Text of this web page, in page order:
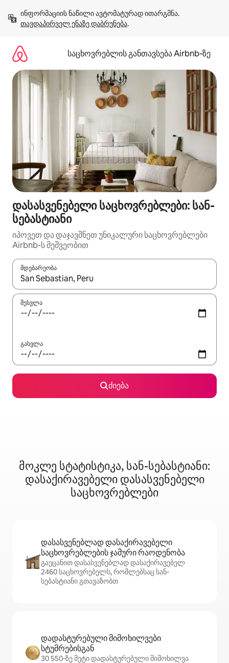
გადასვლა
თავდაპირველ ენაზე დაბრუნება.
საცხოვრებლის განთავსება Airbnb‑ზე
დასასვენებელი საცხოვრებლები: სან-
სებასტიანი
იპოვეთ და დაჯავშნეთ უნიკალური საცხოვრებლები
Airbnb-ს მეშვეობით
მდებარეობა
როცა შედეგები ხელმისაწვდომი გახდება, ნავიგაციისთვის
შესვლა
გასვლა
ძიება
მოკლე სტატისტიკა, სან-სებასტიანი:
დასაქირავებელი დასასვენებელი
საცხოვრებლები
დასასვენებლად დასაქირავებელი
საცხოვრებლების ჯამური რაოდენობა
გაეცანით დასასვენებლად დასაქირავებელ
2460 საცხოვრებელს, რომლებსაც სან-
სებასტიანი გთავაზობთ
დადასტურებული მიმოხილვები
სტუმრებისგან
30 550‑ზე მეტი დადასტურებული მიმოხილვა